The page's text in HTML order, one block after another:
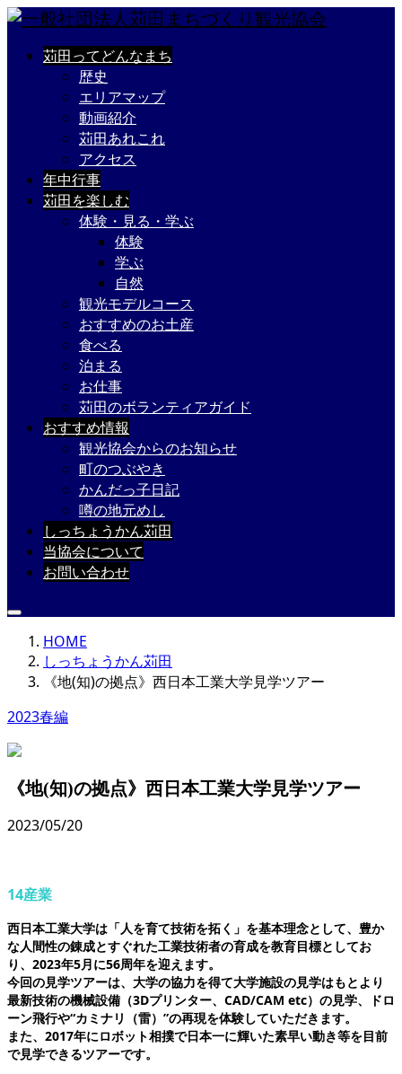
苅田ってどんなまち
歴史
エリアマップ
動画紹介
苅田あれこれ
アクセス
年中行事
苅田を楽しむ
体験・見る・学ぶ
体験
学ぶ
自然
観光モデルコース
おすすめのお土産
食べる
泊まる
お仕事
苅田のボランティアガイド
おすすめ情報
観光協会からのお知らせ
町のつぶやき
かんだっ子日記
噂の地元めし
しっちょうかん苅田
当協会について
お問い合わせ
HOME
しっちょうかん苅田
《地(知)の拠点》西日本工業大学見学ツアー
2023春編
《地(知)の拠点》西日本工業大学見学ツアー
2023/05/20
14産業
西日本工業大学は「人を育て技術を拓く」を基本理念として、豊か
な人間性の錬成とすぐれた工業技術者の育成を教育目標としてお
り、2023年5月に56周年を迎えます。
今回の見学ツアーは、大学の協力を得て大学施設の見学はもとより
最新技術の機械設備（3Dプリンター、CAD/CAM etc）の見学、ドロ
ーン飛行や“カミナリ（雷）”の再現を体験していただきます。
また、2017年にロボット相撲で日本一に輝いた素早い動き等を目前
で見学できるツアーです。